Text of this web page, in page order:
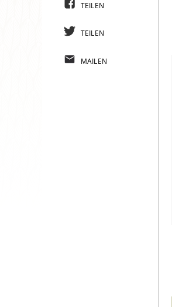
TEILEN
TEILEN
MAILEN